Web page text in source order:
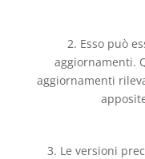
2. Esso può
aggiornamenti.
aggiornamenti
3. Le versioni